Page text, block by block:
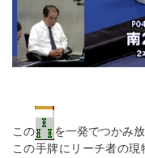
この
を一発でつかみ
この手牌にリーチ者の